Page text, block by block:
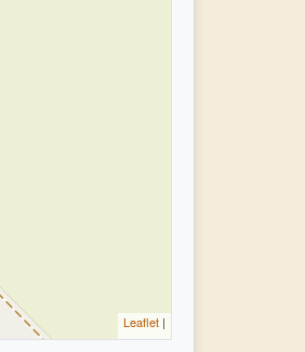
Leaflet |